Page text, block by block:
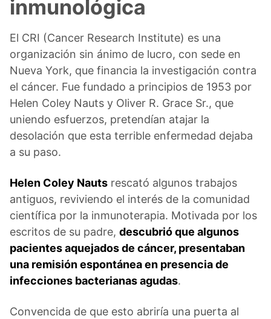
inmunológica
El CRI (Cancer Research Institute) es una
organización sin ánimo de lucro, con sede en
Nueva York, que financia la investigación contra
el cáncer. Fue fundado a principios de 1953 por
Helen Coley Nauts y Oliver R. Grace Sr., que
uniendo esfuerzos, pretendían atajar la
desolación que esta terrible enfermedad dejaba
a su paso.
Helen Coley Nauts rescató algunos trabajos
antiguos, reviviendo el interés de la comunidad
científica por la inmunoterapia. Motivada por los
escritos de su padre, descubrió que algunos
pacientes aquejados de cáncer, presentaban
una remisión espontánea en presencia de
infecciones bacterianas agudas.
Convencida de que esto abriría una puerta al